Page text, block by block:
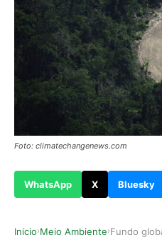
Foto: climatechangenews.com
WhatsApp X Bluesky
Inicio›Meio Ambiente›